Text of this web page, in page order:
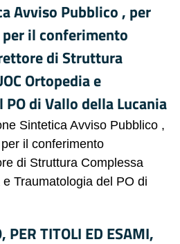
Avviso Pubblico , per
il conferimento
di Struttura
Ortopedia e
di Vallo della Lucania
Sintetica Avviso Pubblico ,
il conferimento
di Struttura Complessa
Traumatologia del PO di
PER TITOLI ED ESAMI,